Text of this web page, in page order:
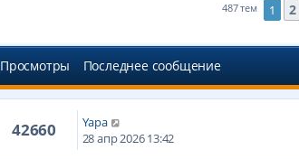
487 тем 1 2
Просмотры Последнее сообщение
42660
Yapa
28 апр 2026 13:42